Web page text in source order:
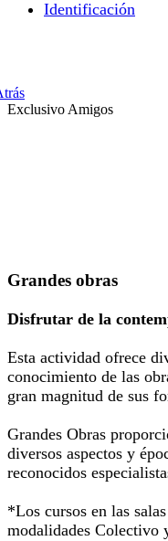
Exclusivo Amigos
Grandes obras
Disfrutar de la
Esta actividad ofrece
conocimiento de las
gran magnitud de sus
Grandes Obras
diversos aspectos y
reconocidos
*Los cursos en las
modalidades Colectivo